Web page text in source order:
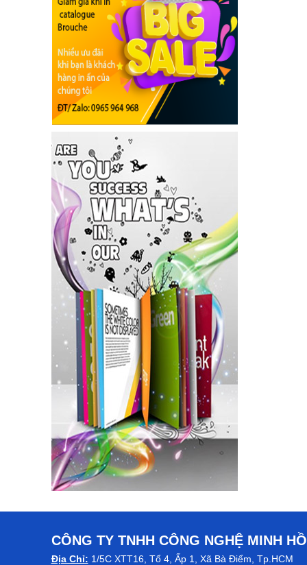
CÔNG TY TNHH CÔNG NGHỆ MINH
Địa Chỉ: 1/5C XTT16, Tổ 4, Ấp 1, Xã Bà Điểm, Tp.HCM